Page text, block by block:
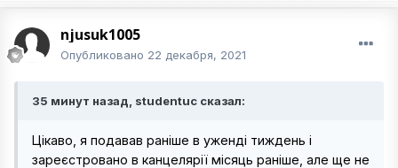
njusuk1005
Опубликовано 22 декабря, 2021
35 минут назад, studentuc сказал:
Цікаво, я подавав раніше в уженді тиждень і
зареєстровано в канцелярії місяць раніше, але ще не